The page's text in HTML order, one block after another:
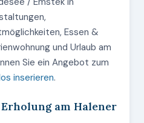
Essen &
und Urlaub am
Sie ein Angebot zum
inserieren.
am Halener